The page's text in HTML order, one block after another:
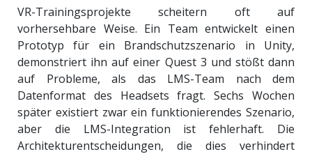
VR-Trainingsprojekte scheitern oft auf
vorhersehbare Weise. Ein Team entwickelt einen
Prototyp für ein Brandschutzszenario in Unity,
demonstriert ihn auf einer Quest 3 und stößt dann
auf Probleme, als das LMS-Team nach dem
Datenformat des Headsets fragt. Sechs Wochen
später existiert zwar ein funktionierendes Szenario,
aber die LMS-Integration ist fehlerhaft. Die
Architekturentscheidungen, die dies verhindert